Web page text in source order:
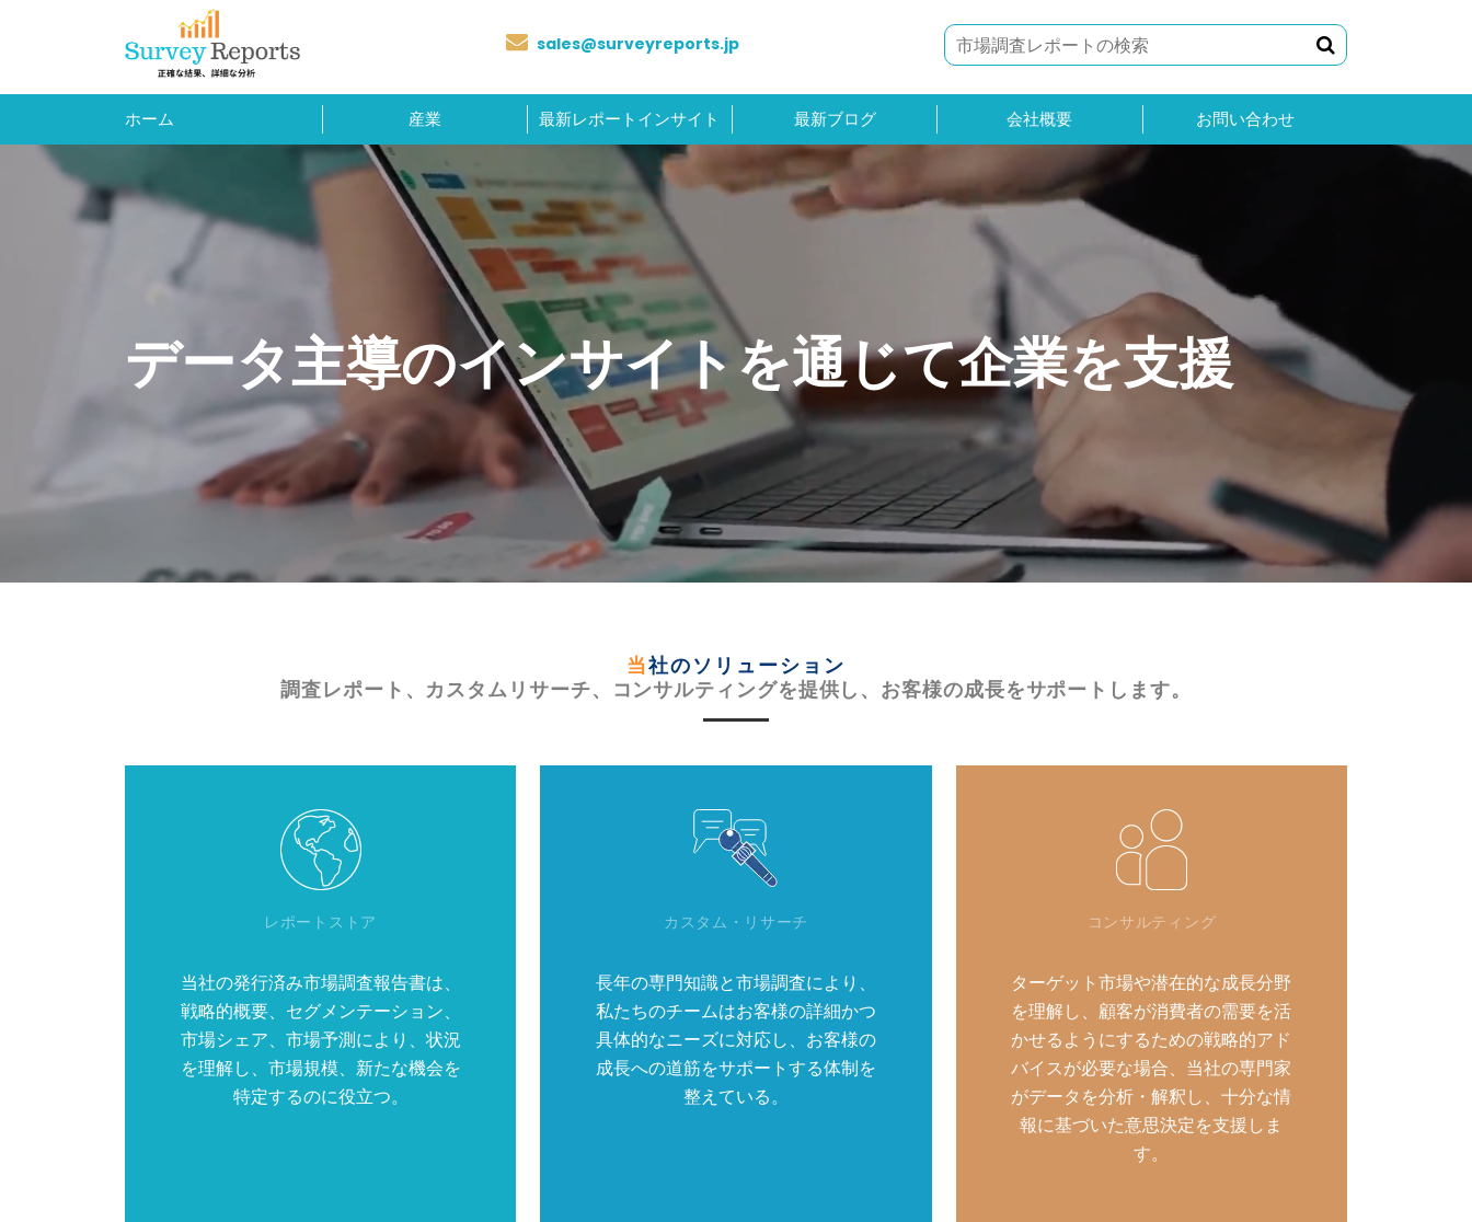
sales@surveyreports.jp
ホーム 産業 最新レポートインサイト 最新ブログ 会社概要 お問い合わせ
データ主導のインサイトを通じて企業を支援
当社のソリューション
調査レポート、カスタムリサーチ、コンサルティングを提供し、お客様の成長をサポートします。
レポートストア
当社の発行済み市場調査報告書は、
戦略的概要、セグメンテーション、
市場シェア、市場予測により、状況
を理解し、市場規模、新たな機会を
特定するのに役立つ。
カスタム・リサーチ
長年の専門知識と市場調査により、
私たちのチームはお客様の詳細かつ
具体的なニーズに対応し、お客様の
成長への道筋をサポートする体制を
整えている。
コンサルティング
ターゲット市場や潜在的な成長分野
を理解し、顧客が消費者の需要を活
かせるようにするための戦略的アド
バイスが必要な場合、当社の専門家
がデータを分析・解釈し、十分な情
報に基づいた意思決定を支援しま
す。